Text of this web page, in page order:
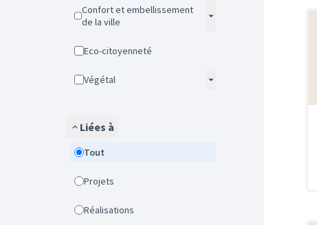
Confort et embellissement
de la ville
Eco-citoyenneté
Végétal
Liées à
Tout
Projets
Réalisations